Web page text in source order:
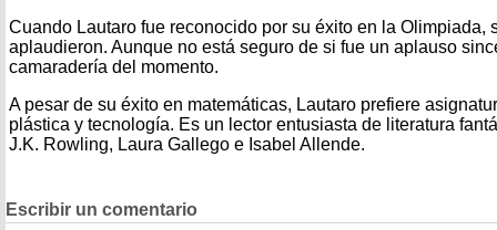
Cuando Lautaro fue reconocido por su éxito en la Olimpiada,
aplaudieron. Aunque no está seguro de si fue un aplauso
camaradería del momento.
A pesar de su éxito en matemáticas, Lautaro prefiere
plástica y tecnología. Es un lector entusiasta de literatura
J.K. Rowling, Laura Gallego e Isabel Allende.
Escribir un comentario